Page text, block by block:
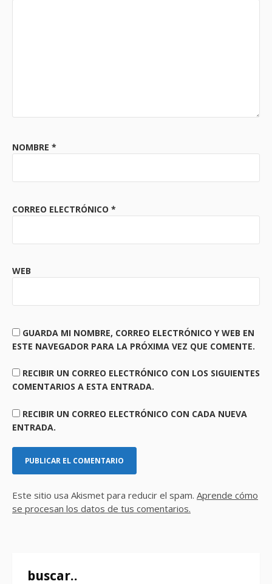
NOMBRE *
CORREO ELECTRÓNICO *
WEB
GUARDA MI NOMBRE, CORREO ELECTRÓNICO Y WEB EN
ESTE NAVEGADOR PARA LA PRÓXIMA VEZ QUE COMENTE.
RECIBIR UN CORREO ELECTRÓNICO CON LOS SIGUIENTES
COMENTARIOS A ESTA ENTRADA.
RECIBIR UN CORREO ELECTRÓNICO CON CADA NUEVA
ENTRADA.
Este sitio usa Akismet para reducir el spam. Aprende cómo
se procesan los datos de tus comentarios.
buscar..